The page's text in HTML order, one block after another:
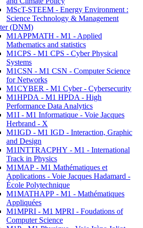
MScT-STEEM - Energy Environment :
Science Technology & Management
(DNM)
M1APPMATH - M1 - Applied
Mathematics and statistics
M1CPS - M1 CPS - Cyber Physical
Systems
M1CSN - M1 CSN - Computer Science
for Networks
M1CYBER - M1 Cyber - Cybersecurity
M1HPDA - M1 HPDA - High
Performance Data Analytics
M1I - M1 Informatique - Voie Jacques
Herbrand - X
M1IGD - M1 IGD - Interaction, Graphic
and Design
M1INTTRACPHY - M1 - International
Track in Physics
M1MAP - M1 Mathématiques et
Applications - Voie Jacques Hadamard -
École Polytechnique
M1MATHAPP - M1 - Mathématiques
Appliquées
M1MPRI - M1 MPRI - Foudations of
Computer Science